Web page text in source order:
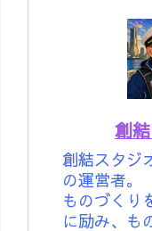
創
創結スタジ
の運営者。
ものづくり
に励み、も